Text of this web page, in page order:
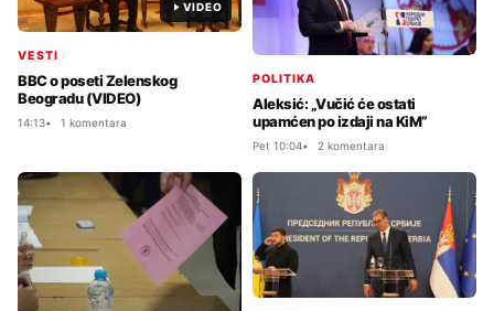
VIDEO
VESTI
BBC o poseti Zelenskog
Beogradu (VIDEO)
14:13 1 komentara
POLITIKA
Aleksić: „Vučić će ostati
upamćen po izdaji na KiM“
Pet 10:04 2 komentara